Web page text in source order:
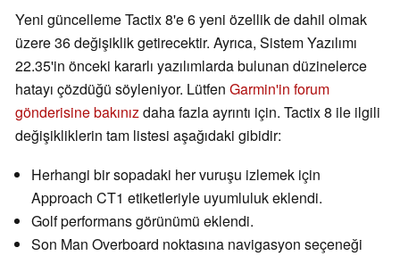
Yeni güncelleme Tactix 8'e 6 yeni özellik de dahil olmak
üzere 36 değişiklik getirecektir. Ayrıca, Sistem Yazılımı
22.35'in önceki kararlı yazılımlarda bulunan düzinelerce
hatayı çözdüğü söyleniyor. Lütfen Garmin'in forum
gönderisine bakınızdaha fazla ayrıntı için. Tactix 8 ile ilgili
değişikliklerin tam listesi aşağıdaki gibidir:
Herhangi bir sopadaki her vuruşu izlemek için
Approach CT1 etiketleriyle uyumluluk eklendi.
Golf performans görünümü eklendi.
Son Man Overboard noktasına navigasyon seçeneği